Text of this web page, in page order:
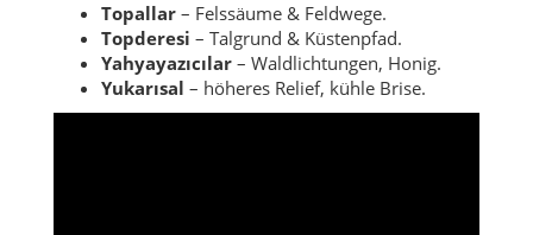
Topallar – Felssäume & Feldwege.
Topderesi – Talgrund & Küstenpfad.
Yahyayazıcılar – Waldlichtungen, Honig.
Yukarısal – höheres Relief, kühle Brise.